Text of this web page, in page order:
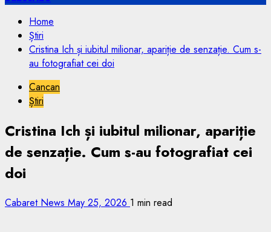
Home
Știri
Cristina Ich și iubitul milionar, apariție de senzație. Cum s-
au fotografiat cei doi
Cancan
Știri
Cristina Ich și iubitul milionar, apariție
de senzație. Cum s-au fotografiat cei
doi
Cabaret News May 25, 2026 1 min read